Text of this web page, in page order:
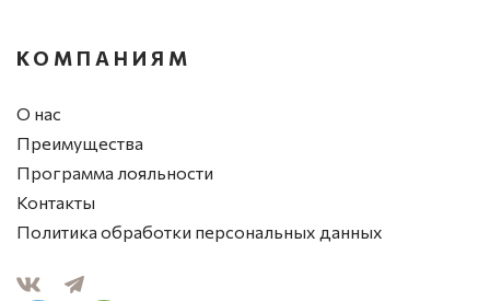
КОМПАНИЯМ
О нас
Преимущества
Программа лояльности
Контакты
Политика обработки персональных данных